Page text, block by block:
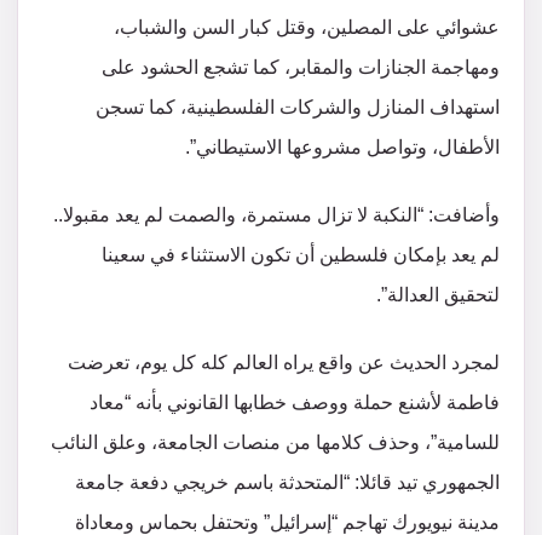
عشوائي على المصلين، وقتل كبار السن والشباب،
ومهاجمة الجنازات والمقابر، كما تشجع الحشود على
استهداف المنازل والشركات الفلسطينية، كما تسجن
الأطفال، وتواصل مشروعها الاستيطاني”.
وأضافت: “النكبة لا تزال مستمرة، والصمت لم يعد مقبولا..
لم يعد بإمكان فلسطين أن تكون الاستثناء في سعينا
لتحقيق العدالة”.
لمجرد الحديث عن واقع يراه العالم كله كل يوم، تعرضت
فاطمة لأشنع حملة ووصف خطابها القانوني بأنه “معاد
للسامية”، وحذف كلامها من منصات الجامعة، وعلق النائب
الجمهوري تيد قائلا: “المتحدثة باسم خريجي دفعة جامعة
مدينة نيويورك تهاجم “إسرائيل” وتحتفل بحماس ومعاداة